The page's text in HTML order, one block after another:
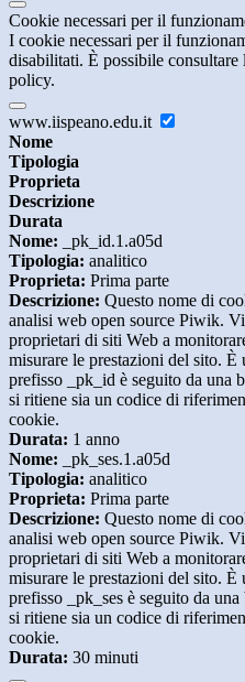
Cookie necessari per il
I cookie necessari per il
disabilitati. È possibile
policy.
www.iispeano.edu.it
Nome
Tipologia
Proprieta
Descrizione
Durata
Nome: _pk_id.1.a05d
Tipologia: analitico
Proprieta: Prima parte
Descrizione: Questo nome di
analisi web open source Piwik.
proprietari di siti Web a
misurare le prestazioni del sito.
prefisso _pk_id è seguito da una
si ritiene sia un codice di
cookie.
Durata: 1 anno
Nome: _pk_ses.1.a05d
Tipologia: analitico
Proprieta: Prima parte
Descrizione: Questo nome di
analisi web open source Piwik.
proprietari di siti Web a
misurare le prestazioni del sito.
prefisso _pk_ses è seguito da
si ritiene sia un codice di
cookie.
Durata: 30 minuti